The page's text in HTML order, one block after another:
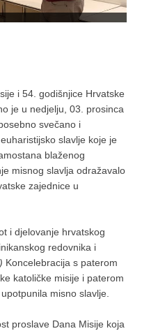
i 54. godišnjice Hrvatske
je u nedjelju, 03. prosinca
svečano i
slavlje koje je
blaženog
misnog slavlja odražavalo
zajednice u
i djelovanje hrvatskog
redovnika i
Koncelebracija s paterom
katoličke misije i paterom
misno slavlje.
proslave Dana Misije koja